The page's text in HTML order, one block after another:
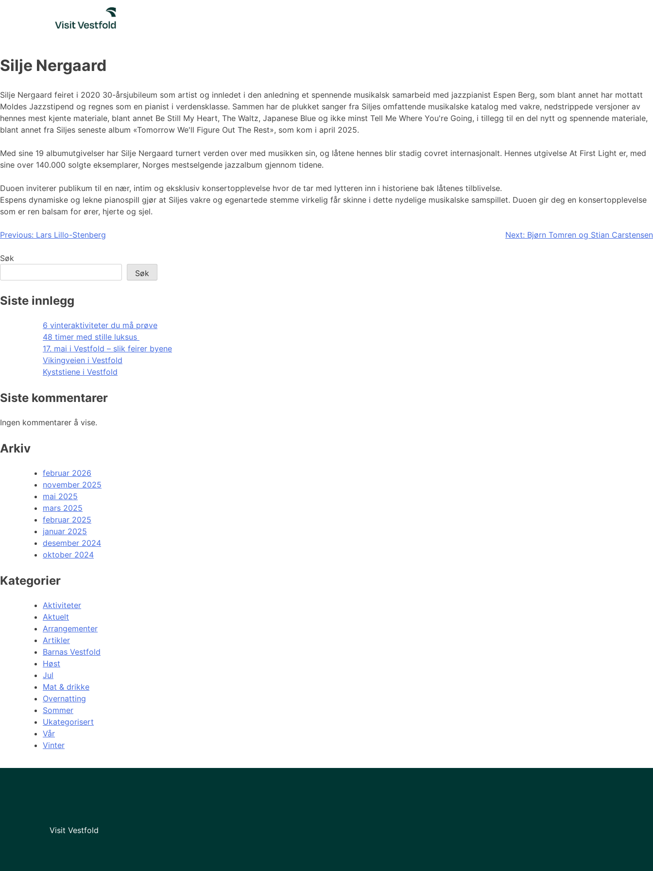
Silje Nergaard
Silje Nergaard feiret i 2020 30-årsjubileum som artist og innledet i den anledning et spennende musikalsk samarbeid med jazzpianist Espen Berg, som blant annet har mottatt
Moldes Jazzstipend og regnes som en pianist i verdensklasse. Sammen har de plukket sanger fra Siljes omfattende musikalske katalog med vakre, nedstrippede versjoner av
hennes mest kjente materiale, blant annet Be Still My Heart, The Waltz, Japanese Blue og ikke minst Tell Me Where You're Going, i tillegg til en del nytt og spennende materiale,
blant annet fra Siljes seneste album «Tomorrow We'll Figure Out The Rest», som kom i april 2025.
Med sine 19 albumutgivelser har Silje Nergaard turnert verden over med musikken sin, og låtene hennes blir stadig covret internasjonalt. Hennes utgivelse At First Light er, med
sine over 140.000 solgte eksemplarer, Norges mestselgende jazzalbum gjennom tidene.
Duoen inviterer publikum til en nær, intim og eksklusiv konsertopplevelse hvor de tar med lytteren inn i historiene bak låtenes tilblivelse.
Espens dynamiske og lekne pianospill gjør at Siljes vakre og egenartede stemme virkelig får skinne i dette nydelige musikalske samspillet. Duoen gir deg en konsertopplevelse
som er ren balsam for ører, hjerte og sjel.
Innleggsnavigasjon
Previous: Lars Lillo-Stenberg Next: Bjørn Tomren og Stian Carstensen
Søk
Søk
Siste innlegg
6 vinteraktiviteter du må prøve
48 timer med stille luksus
17. mai i Vestfold – slik feirer byene
Vikingveien i Vestfold
Kyststiene i Vestfold
Siste kommentarer
Ingen kommentarer å vise.
Arkiv
februar 2026
november 2025
mai 2025
mars 2025
februar 2025
januar 2025
desember 2024
oktober 2024
Kategorier
Aktiviteter
Aktuelt
Arrangementer
Artikler
Barnas Vestfold
Høst
Jul
Mat & drikke
Overnatting
Sommer
Ukategorisert
Vår
Vinter
Visit Vestfold